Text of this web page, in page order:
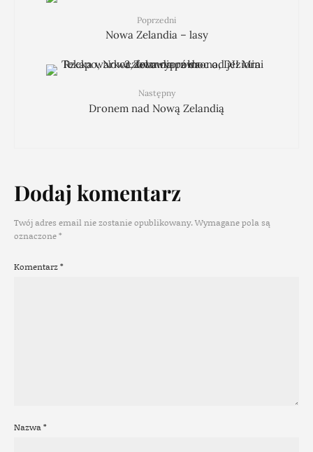
Poprzedni
Nowa Zelandia – lasy
Następny
Dronem nad Nową Zelandią
Dodaj komentarz
Twój adres email nie zostanie opublikowany.Wymagane pola są
oznaczone*
Komentarz*
Nazwa*